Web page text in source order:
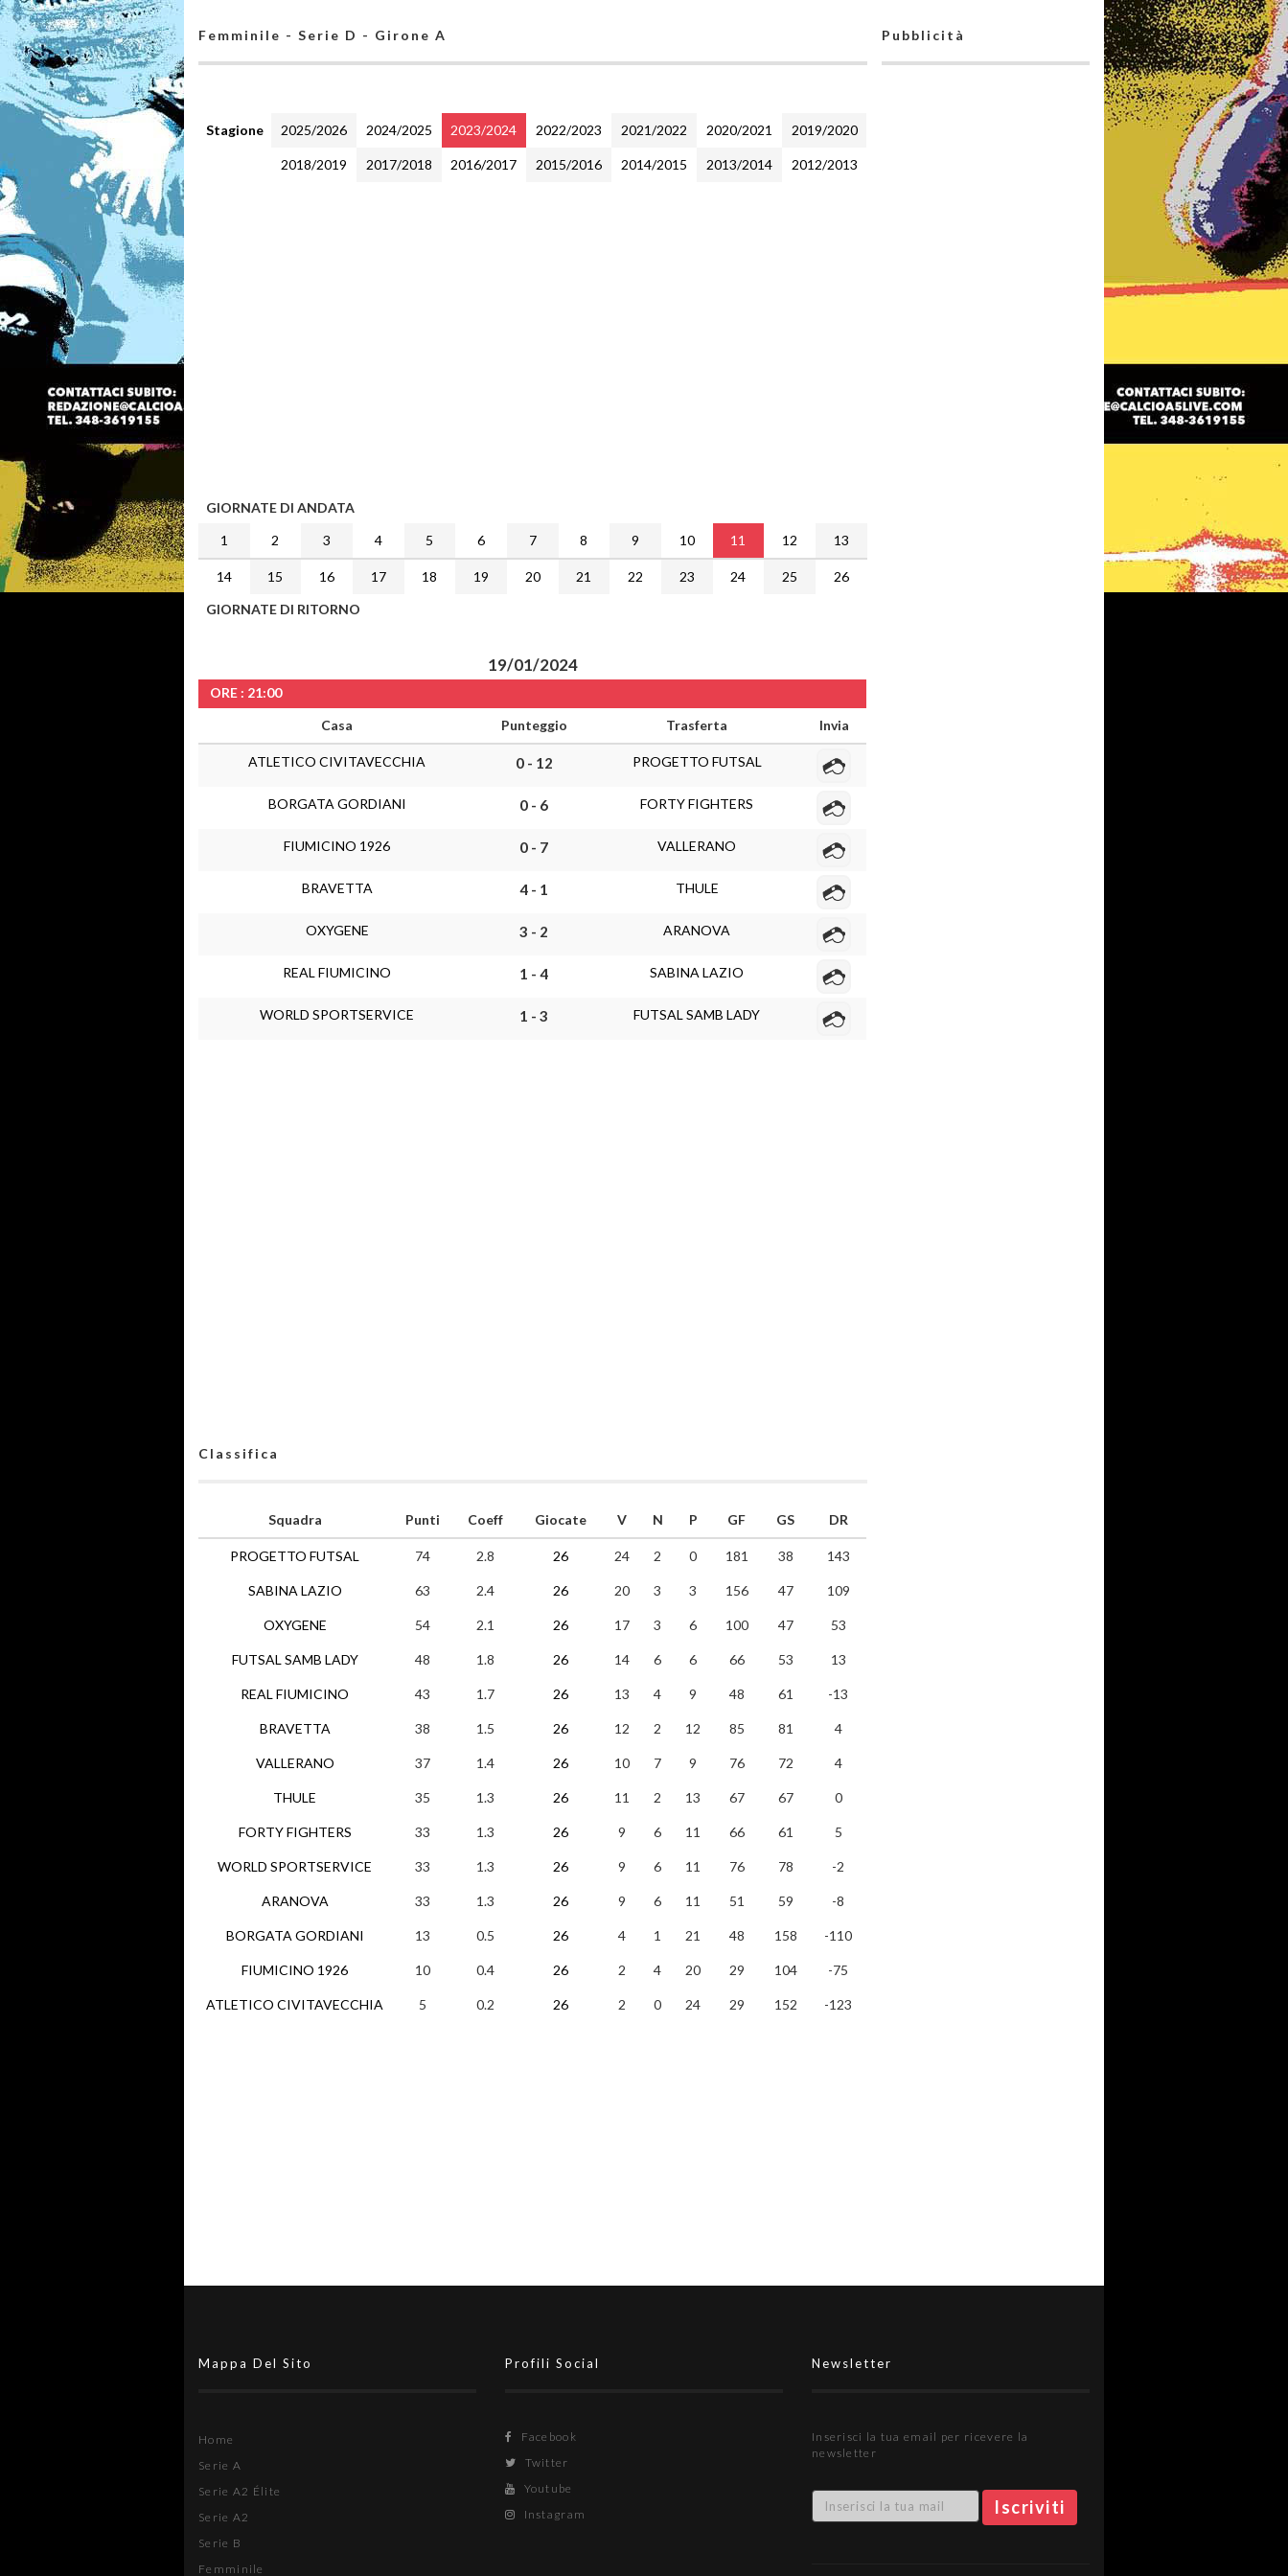
Femminile - Serie D - Girone A
Stagione 2025/2026 2024/2025 2023/2024 2022/2023 2021/2022 2020/2021 2019/2020
2018/2019 2017/2018 2016/2017 2015/2016 2014/2015 2013/2014 2012/2013
GIORNATE DI ANDATA
1
2 3 4 5 6 7 8 9 10 11 12 13
14 15 16 17 18 19 20 21 22 23 24 25
26
GIORNATE DI RITORNO
19/01/2024
ORE : 21:00
Casa
Punteggio Trasferta Invia
ATLETICO CIVITAVECCHIA 0 - 12 PROGETTO FUTSAL
BORGATA GORDIANI 0 - 6 FORTY FIGHTERS
FIUMICINO 1926 0 - 7 VALLERANO
BRAVETTA 4 - 1 THULE
OXYGENE 3 - 2 ARANOVA
REAL FIUMICINO 1 - 4 SABINA LAZIO
WORLD SPORTSERVICE 1 - 3 FUTSAL SAMB LADY
Classifica
Squadra
PROGETTO FUTSAL
SABINA LAZIO
OXYGENE
FUTSAL SAMB LADY
REAL FIUMICINO
BRAVETTA
VALLERANO
THULE
FORTY FIGHTERS
WORLD SPORTSERVICE
ARANOVA
BORGATA GORDIANI
FIUMICINO 1926
ATLETICO CIVITAVECCHIA
Punti Coeff Giocate V N P GF GS DR
74 2.8 26 24 2 0 181 38 143
63 2.4 26 20 3 3 156 47 109
54 2.1 26 17 3 6 100 47 53
48 1.8 26 14 6 6 66 53 13
43 1.7 26 13 4 9 48 61 -13
38 1.5 26 12 2 12 85 81 4
37 1.4 26 10 7 9 76 72 4
35 1.3 26 11 2 13 67 67 0
33 1.3 26 9 6 11 66 61 5
33 1.3 26 9 6 11 76 78 -2
33 1.3 26 9 6 11 51 59 -8
13 0.5 26 4 1 21 48 158 -110
10 0.4 26 2 4 20 29 104 -75
5 0.2 26 2 0 24 29 152 -123
Pubblicità
Mappa Del Sito
Home
Serie A
Serie A2 Élite
Serie A2
Serie B
Femminile
Profili Social
Facebook
Twitter
Youtube
Instagram
Newsletter
Inserisci la tua email per ricevere la
newsletter